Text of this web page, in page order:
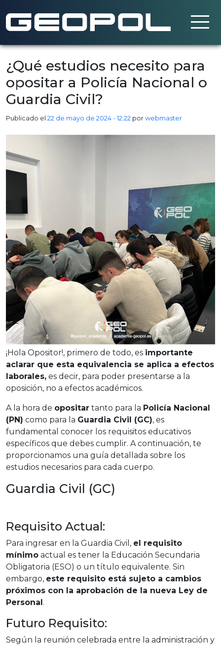
Saltar al contenido principal
¿Qué estudios necesito para
opositar a Policía Nacional o
Guardia Civil?
Publicado el 22 de mayo de 2024 - 12:22 porwebmaster
¡Hola Opositor!, primero de todo, es importante
aclarar que esta equivalencia se aplica a efectos
laborales, es decir, para poder presentarse a la
oposición, no a efectos académicos.
A la hora de opositar tanto para la Policía Nacional
(PN) como para la Guardia Civil (GC), es
fundamental conocer los requisitos educativos
específicos que debes cumplir. A continuación, te
proporcionamos una guía detallada sobre los
estudios necesarios para cada cuerpo.
Guardia Civil (GC)
Requisito Actual:
Para ingresar en la Guardia Civil, el requisito
mínimo actual es tener la Educación Secundaria
Obligatoria (ESO) o un título equivalente. Sin
embargo, este requisito está sujeto a cambios
próximos con la aprobación de la nueva Ley de
Personal.
Futuro Requisito:
Según la reunión celebrada entre la administración y